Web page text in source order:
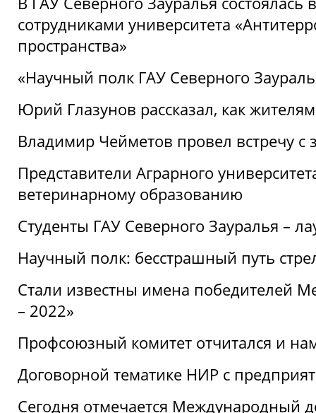
сотрудниками университета
пространства»
«Научный полк ГАУ Северного
Юрий Глазунов рассказал, как
Владимир Чейметов провел встречу
Представители Аграрного
ветеринарному образованию
Студенты ГАУ Северного Зауралья –
Научный полк: бесстрашный путь
Стали известны имена победителей
– 2022»
Профсоюзный комитет отчитался и
Договорной тематике НИР с
Сегодня отмечается Международный